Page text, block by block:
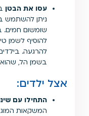
עסו את הבטן
ניתן להשתמש
להוסיף לשמן
להרגעה.
בשמן הל, שהוא
אצל ילדים:
התחילו עם
המשקאות